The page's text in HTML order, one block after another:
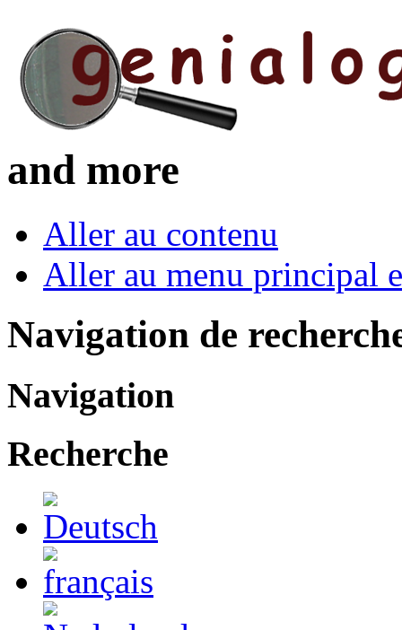
and more
Aller au contenu
Aller au menu principal
Navigation de
Navigation
Recherche